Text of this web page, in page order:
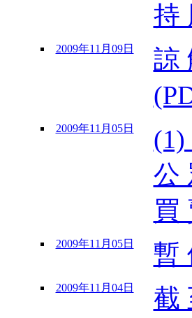
持
2009年11月09日
諒
2009年11月05日
公
買
2009年11月05日 暫
2009年11月04日
截